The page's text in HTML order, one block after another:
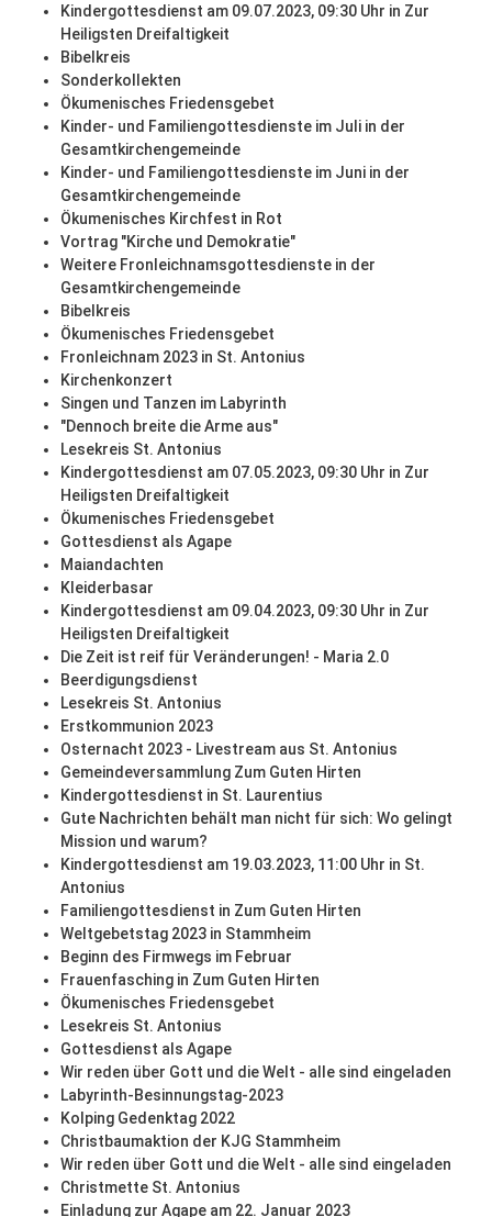
Kindergottesdienst am 09.07.2023, 09:30 Uhr in Zur
Heiligsten Dreifaltigkeit
Bibelkreis
Sonderkollekten
Ökumenisches Friedensgebet
Kinder- und Familiengottesdienste im Juli in der
Gesamtkirchengemeinde
Kinder- und Familiengottesdienste im Juni in der
Gesamtkirchengemeinde
Ökumenisches Kirchfest in Rot
Vortrag "Kirche und Demokratie"
Weitere Fronleichnamsgottesdienste in der
Gesamtkirchengemeinde
Bibelkreis
Ökumenisches Friedensgebet
Fronleichnam 2023 in St. Antonius
Kirchenkonzert
Singen und Tanzen im Labyrinth
"Dennoch breite die Arme aus"
Lesekreis St. Antonius
Kindergottesdienst am 07.05.2023, 09:30 Uhr in Zur
Heiligsten Dreifaltigkeit
Ökumenisches Friedensgebet
Gottesdienst als Agape
Maiandachten
Kleiderbasar
Kindergottesdienst am 09.04.2023, 09:30 Uhr in Zur
Heiligsten Dreifaltigkeit
Die Zeit ist reif für Veränderungen! - Maria 2.0
Beerdigungsdienst
Lesekreis St. Antonius
Erstkommunion 2023
Osternacht 2023 - Livestream aus St. Antonius
Gemeindeversammlung Zum Guten Hirten
Kindergottesdienst in St. Laurentius
Gute Nachrichten behält man nicht für sich: Wo gelingt
Mission und warum?
Kindergottesdienst am 19.03.2023, 11:00 Uhr in St.
Antonius
Familiengottesdienst in Zum Guten Hirten
Weltgebetstag 2023 in Stammheim
Beginn des Firmwegs im Februar
Frauenfasching in Zum Guten Hirten
Ökumenisches Friedensgebet
Lesekreis St. Antonius
Gottesdienst als Agape
Wir reden über Gott und die Welt - alle sind eingeladen
Labyrinth-Besinnungstag-2023
Kolping Gedenktag 2022
Christbaumaktion der KJG Stammheim
Wir reden über Gott und die Welt - alle sind eingeladen
Christmette St. Antonius
Einladung zur Agape am 22. Januar 2023